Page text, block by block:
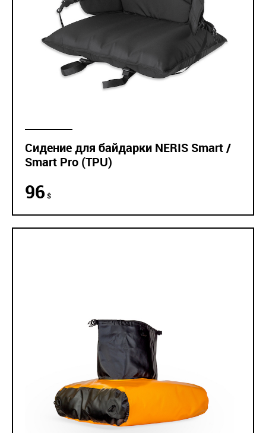
Сидение для байдарки NERIS Smart /
Smart Pro (TPU)
96$